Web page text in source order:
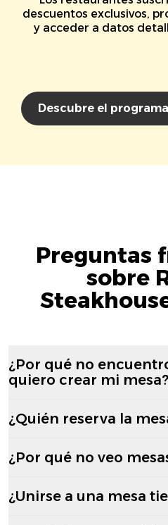
descuentos exclusivos,
y acceder a datos
Descubre el
Preguntas
sobre
¿Por qué no
quiero crear mi mesa?
¿Quién reserva la
¿Por qué no veo
¿Unirse a una mesa